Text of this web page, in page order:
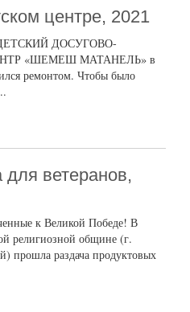
центре, 2021
ДЕТСКИЙ ДОСУГОВО-
«ШЕМЕШ МАТАНЕЛЬ» в
ремонтом. Чтобы было
ветеранов,
к Великой Победе! В
религиозной общине (г.
прошла раздача продуктовых